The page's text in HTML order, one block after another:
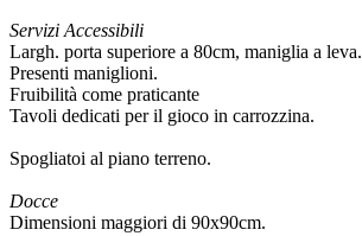
Servizi Accessibili
Largh. porta superiore a 80cm, maniglia a leva.
Presenti maniglioni.
Fruibilità come praticante
Tavoli dedicati per il gioco in carrozzina.
Spogliatoi al piano terreno.
Docce
Dimensioni maggiori di 90x90cm.